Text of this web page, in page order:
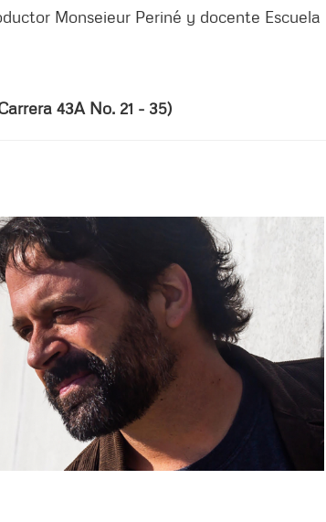
Monseieur Periné y docente Escuela
43A No. 21 - 35)